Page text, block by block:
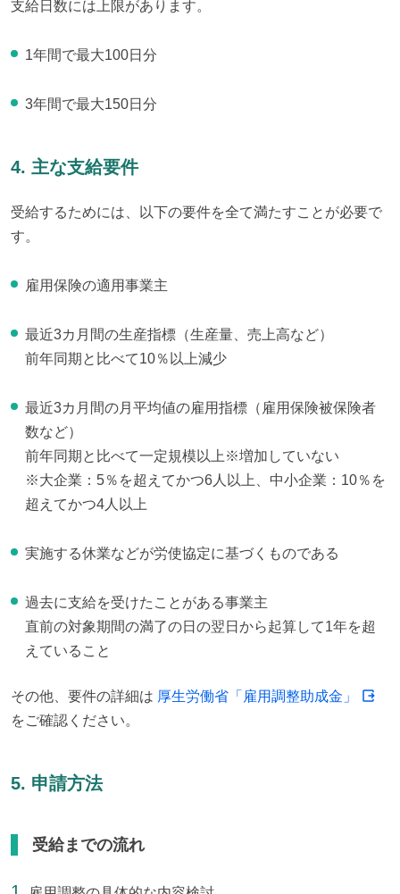
支給日数には上限があります。
1年間で最大100日分
3年間で最大150日分
4. 主な支給要件
受給するためには、以下の要件を全て満たすことが必要で
す。
雇用保険の適用事業主
最近3カ月間の生産指標（生産量、売上高など）
前年同期と比べて10％以上減少
最近3カ月間の月平均値の雇用指標（雇用保険被保険者
数など）
前年同期と比べて一定規模以上※増加していない
※大企業：5％を超えてかつ6人以上、中小企業：10％を
超えてかつ4人以上
実施する休業などが労使協定に基づくものである
過去に支給を受けたことがある事業主
直前の対象期間の満了の日の翌日から起算して1年を超
えていること
その他、要件の詳細は 厚生労働省「雇用調整助成金」
をご確認ください。
5. 申請方法
受給までの流れ